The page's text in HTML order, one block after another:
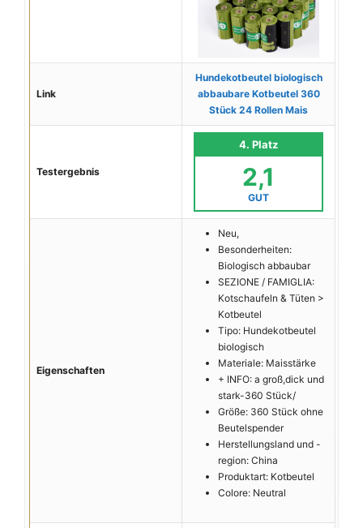
Link
Hundekotbeutel biologisch
abbaubare Kotbeutel 360
Stück 24 Rollen Mais
Testergebnis
4. Platz
2,1
GUT
Eigenschaften
Neu,
Besonderheiten:
Biologisch abbaubar
SEZIONE / FAMIGLIA:
Kotschaufeln & Tüten >
Kotbeutel
Tipo: Hundekotbeutel
biologisch
Materiale: Maisstärke
+ INFO: a groß,dick und
stark-360 Stück/
Größe: 360 Stück ohne
Beutelspender
Herstellungsland und -
region: China
Produktart: Kotbeutel
Colore: Neutral